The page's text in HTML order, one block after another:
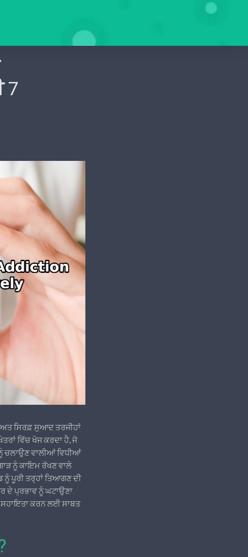
7
ਸਿਰਫ਼ ਸੁਆਦ ਤਰਜੀਹਾਂ
ਵਿੱਚ ਖੋਜ ਕਰਦਾ ਹੈ, ਜੋ
ਚਲਾਉਣ ਵਾਲੀਆਂ ਵਿਧੀਆਂ
ਨੂੰ ਕਾਇਮ ਰੱਖਣ ਵਾਲੇ
ਨੂੰ ਪੂਰੀ ਤਰ੍ਹਾਂ ਤਿਆਗਣ ਦੀ
ਦੇ ਪ੍ਰਭਾਵ ਨੂੰ ਘਟਾਉਣਾ
ਕਰਨ ਲਈ ਸਾਬਤ